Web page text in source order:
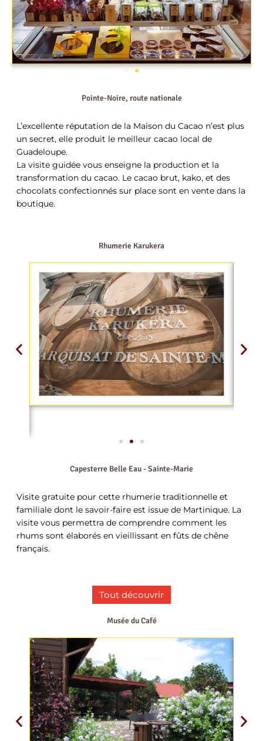
Pointe-Noire, route nationale
L’excellente réputation de la Maison du Cacao n’est plus
un secret, elle produit le meilleur cacao local de
Guadeloupe.
La visite guidée vous enseigne la production et la
transformation du cacao. Le cacao brut, kako, et des
chocolats confectionnés sur place sont en vente dans la
boutique.
Rhumerie Karukera
Capesterre Belle Eau - Sainte-Marie
Visite gratuite pour cette rhumerie traditionnelle et
familiale dont le savoir-faire est issue de Martinique. La
visite vous permettra de comprendre comment les
rhums sont élaborés en vieillissant en fûts de chêne
français.
Tout découvrir
Musée du Café